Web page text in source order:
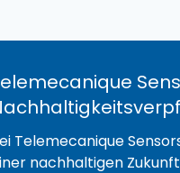
Telemecanique
nachhaltigen